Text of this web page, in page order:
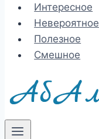
Интересное
Невероятное
Полезное
Смешное